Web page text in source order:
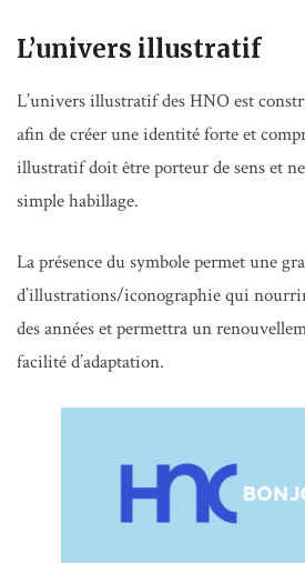
L’univers illustratif
L’univers illustratif des HNO est
afin de créer une identité forte et
illustratif doit être porteur de sens et
simple habillage.
La présence du symbole permet une
d’illustrations/iconographie qui
des années et permettra un
facilité d’adaptation.